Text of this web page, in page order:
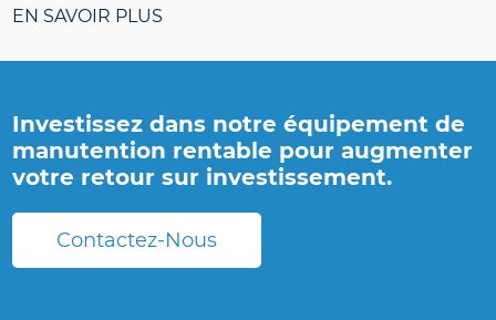
EN SAVOIR PLUS
Investissez dans notre équipement de
manutention rentable pour augmenter
votre retour sur investissement.
Contactez-Nous